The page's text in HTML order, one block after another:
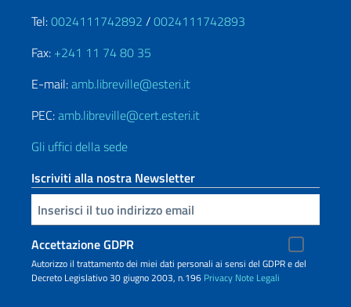
Tel:0024111742892 /0024111742893
Fax: +241 11 74 80 35
E-mail:amb.libreville@esteri.it
PEC:amb.libreville@cert.esteri.it
Gli uffici della sede
Iscriviti alla nostra Newsletter
Inserisci la tua email
Accettazione GDPR
Autorizzo il trattamento dei miei dati personali ai sensi del GDPR e del
Decreto Legislativo 30 giugno 2003, n.196 Privacy Note Legali